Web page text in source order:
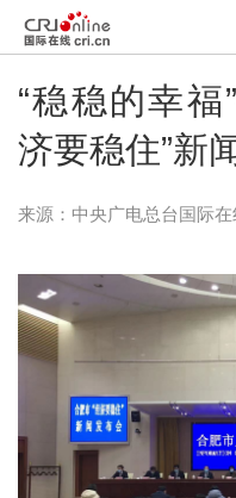
“稳稳的幸
济要稳住”新
来源：中央广电总台国际在